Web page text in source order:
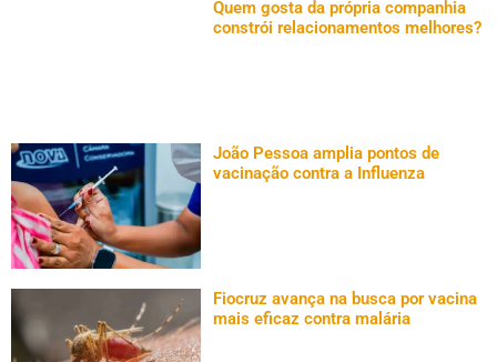
Quem gosta da própria companhia
constrói relacionamentos melhores?
João Pessoa amplia pontos de
vacinação contra a Influenza
Fiocruz avança na busca por vacina
mais eficaz contra malária